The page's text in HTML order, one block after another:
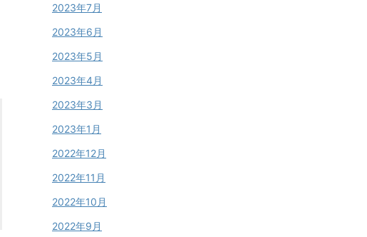
2023年7月
2023年6月
2023年5月
2023年4月
2023年3月
2023年1月
2022年12月
2022年11月
2022年10月
2022年9月